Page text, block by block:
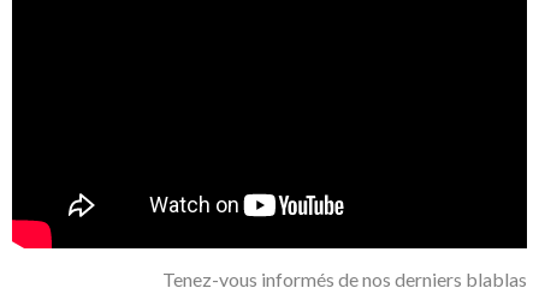
Tenez-vous informés de nos derniers blablas